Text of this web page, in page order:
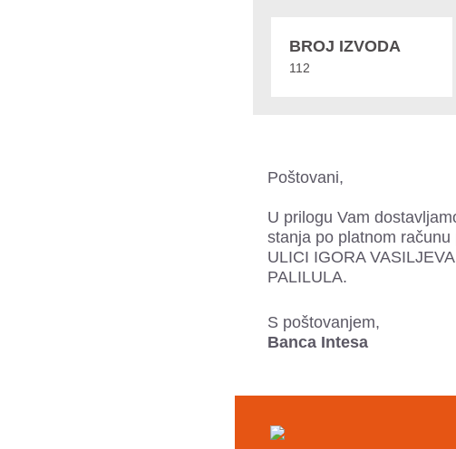
BROJ IZVODA
112
Poštovani,
U prilogu Vam
stanja po platnom
ULICI IGORA
PALILULA.
S poštovanjem,
Banca Intesa